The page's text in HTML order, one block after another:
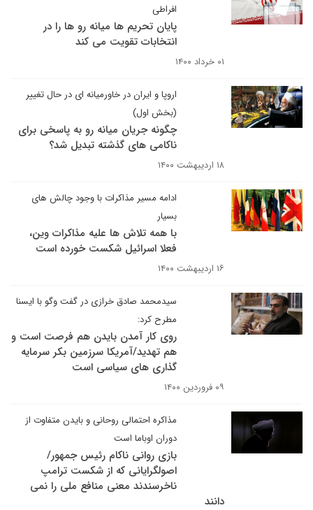
افراطی
پایان تحریم ها میانه رو ها را در
انتخابات تقویت می کند
۰۱ خرداد ۱۴۰۰
اروپا و ایران در خاورمیانه ای در حال تغییر
(بخش اول)
چگونه جریان میانه رو به پاسخی برای
ناکامی های گذشته تبدیل شد؟
۱۸ اردیبهشت ۱۴۰۰
ادامه مسیر مذاکرات با وجود چالش های
بسیار
با همه تلاش ها علیه مذاکرات وین،
فعلا اسرائیل شکست خورده است
۱۶ اردیبهشت ۱۴۰۰
سیدمحمد صادق خرازی در گفت وگو با ایسنا
مطرح کرد:
روی کار آمدن بایدن هم فرصت است و
هم تهدید/آمریکا سرزمین بکر سرمایه
گذاری های سیاسی است
۰۹ فروردین ۱۴۰۰
مذاکره احتمالی روحانی و بایدن متفاوت از
دوران اوباما است
بازی روانی ناکام رئیس جمهور/
اصولگرایانی که از شکست ترامپ
ناخرسندند معنی منافع ملی را نمی
دانند